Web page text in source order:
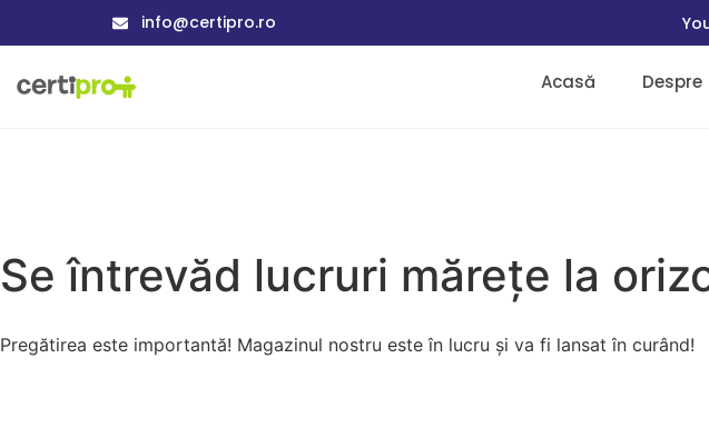
info@certipro.ro
Acasă Despre
Se întrevăd lucruri mărețe la
Pregătirea este importantă! Magazinul nostru este în lucru și va fi lansat în curând!